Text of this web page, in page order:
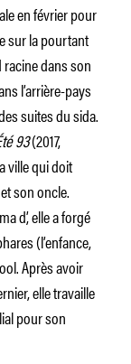
en février pour
sur la pourtant
dans son
l’arrière-pays
suites du sida.
93(2017,
ville qui doit
son oncle.
d’, elle a forgé
(l’enfance,
Après avoir
elle travaille
pour son